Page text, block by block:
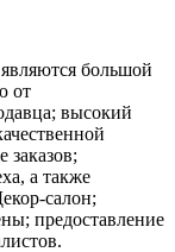
большой
от
высокий
а также
салон;
предоставление